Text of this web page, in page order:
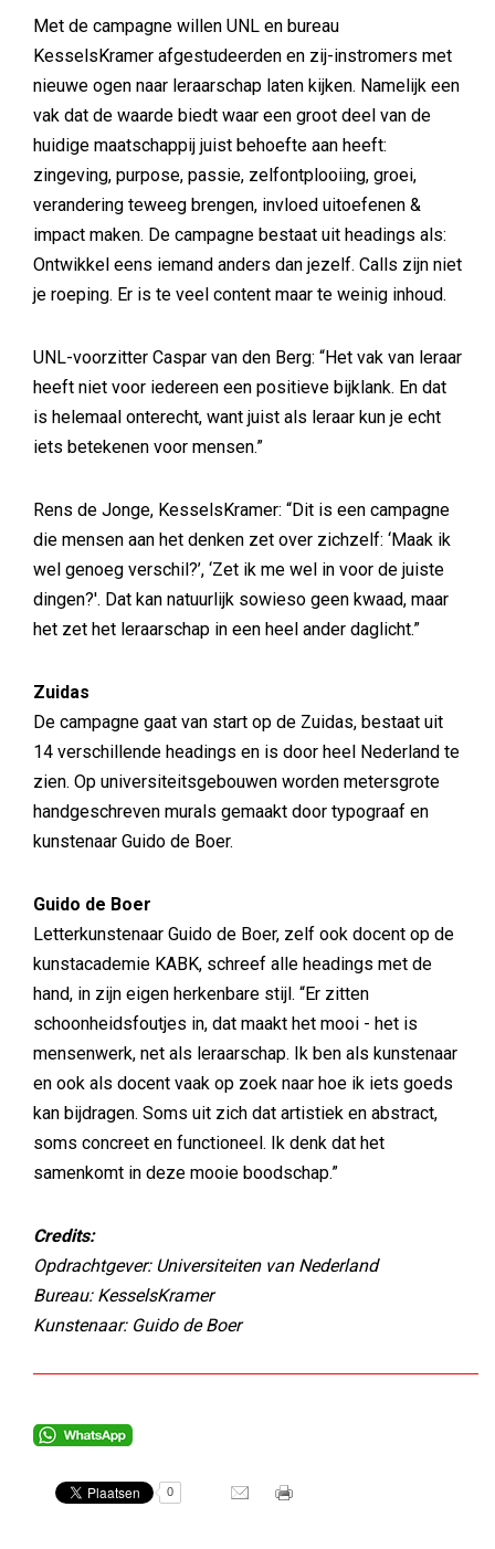
Met de campagne willen UNL en bureau
KesselsKramer afgestudeerden en zij-instromers met
nieuwe ogen naar leraarschap laten kijken. Namelijk een
vak dat de waarde biedt waar een groot deel van de
huidige maatschappij juist behoefte aan heeft:
zingeving, purpose, passie, zelfontplooiing, groei,
verandering teweeg brengen, invloed uitoefenen &
impact maken. De campagne bestaat uit headings als:
Ontwikkel eens iemand anders dan jezelf. Calls zijn niet
je roeping. Er is te veel content maar te weinig inhoud.
UNL-voorzitter Caspar van den Berg: “Het vak van leraar
heeft niet voor iedereen een positieve bijklank. En dat
is helemaal onterecht, want juist als leraar kun je echt
iets betekenen voor mensen.”
Rens de Jonge, KesselsKramer: “Dit is een campagne
die mensen aan het denken zet over zichzelf: ‘Maak ik
wel genoeg verschil?’, ‘Zet ik me wel in voor de juiste
dingen?'. Dat kan natuurlijk sowieso geen kwaad, maar
het zet het leraarschap in een heel ander daglicht.”
Zuidas
De campagne gaat van start op de Zuidas, bestaat uit
14 verschillende headings en is door heel Nederland te
zien. Op universiteitsgebouwen worden metersgrote
handgeschreven murals gemaakt door typograaf en
kunstenaar Guido de Boer.
Guido de Boer
Letterkunstenaar Guido de Boer, zelf ook docent op de
kunstacademie KABK, schreef alle headings met de
hand, in zijn eigen herkenbare stijl. “Er zitten
schoonheidsfoutjes in, dat maakt het mooi - het is
mensenwerk, net als leraarschap. Ik ben als kunstenaar
en ook als docent vaak op zoek naar hoe ik iets goeds
kan bijdragen. Soms uit zich dat artistiek en abstract,
soms concreet en functioneel. Ik denk dat het
samenkomt in deze mooie boodschap.”
Credits:
Opdrachtgever: Universiteiten van Nederland
Bureau: KesselsKramer
Kunstenaar: Guido de Boer
0